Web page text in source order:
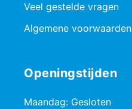
Veel gestelde vragen
Algemene voorwaarden
Openingstijden
Maandag: Gesloten